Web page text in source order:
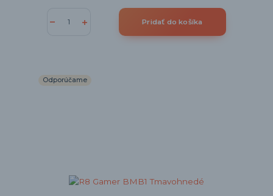
Pridať do košíka
Odporúčame